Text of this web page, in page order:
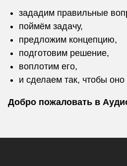
зададим правильные
поймём задачу,
предложим концепцию,
подготовим решение,
воплотим его,
и сделаем так, чтобы
Добро пожаловать в